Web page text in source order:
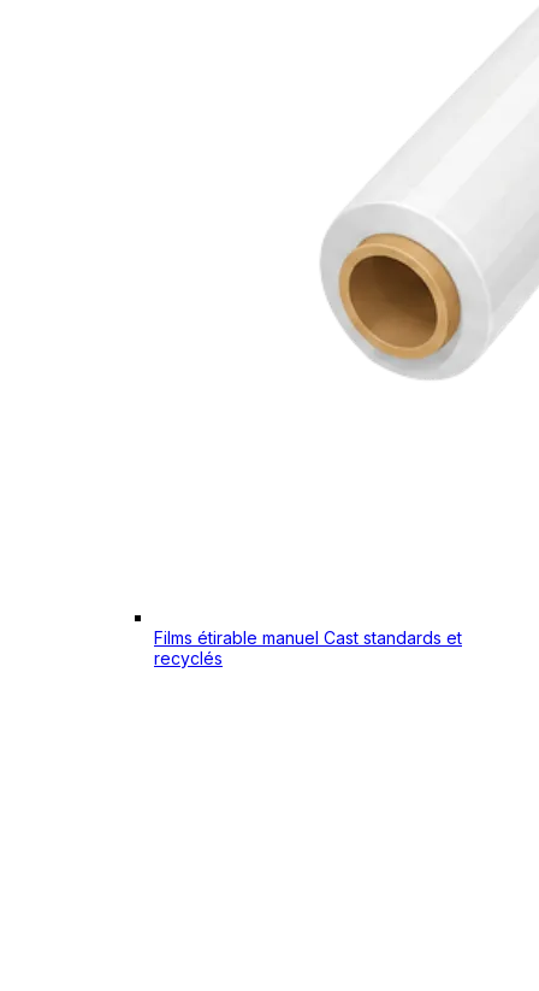
Films étirable manuel Cast standards et
recyclés